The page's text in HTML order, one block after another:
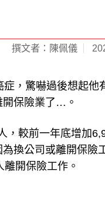
撰文者：陳佩儀
，驚嚇過後想起他
開保險業了…。
，較前一年底增加
換公司或離開保險
開保險工作。